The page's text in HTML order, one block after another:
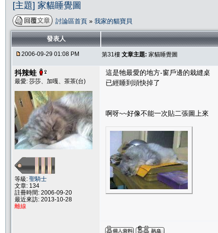
[主題] 家貓睡覺圖
討論區首頁 » 我家的貓寶貝
發表人
2006-09-29 01:08 PM 第31樓 文章主題: 家貓睡覺圖
抖辣蛙
最愛: 莎莎、加嘎、茶茶(台)
等級: 聖騎士
文章: 134
註冊時間: 2006-09-20
最近來訪: 2013-10-28
離線
這是牠最愛的地方-窗戶邊的栽縫桌
已經睡到頭快掉了
啊呀~~好像不能一次貼二張圖上來